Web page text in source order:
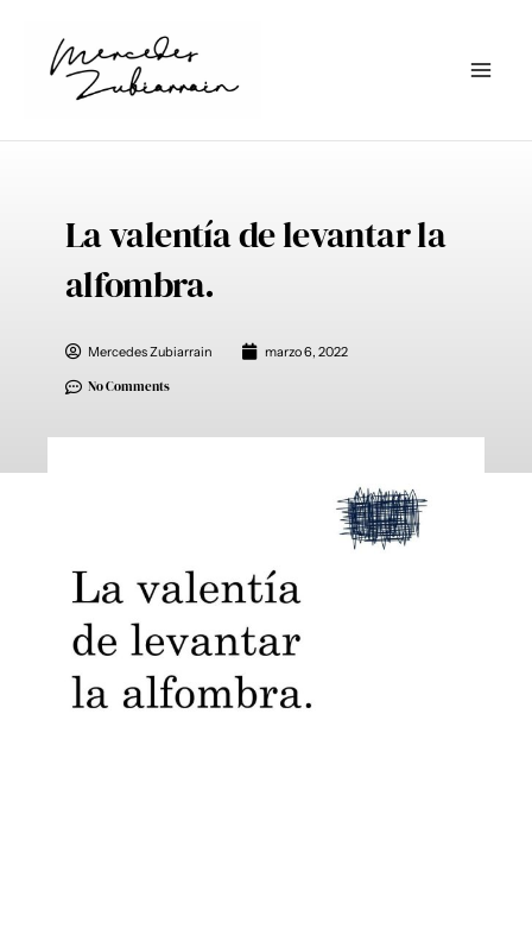
contenido
La valentía de levantar la
alfombra.
Mercedes Zubiarrain marzo 6, 2022
No Comments